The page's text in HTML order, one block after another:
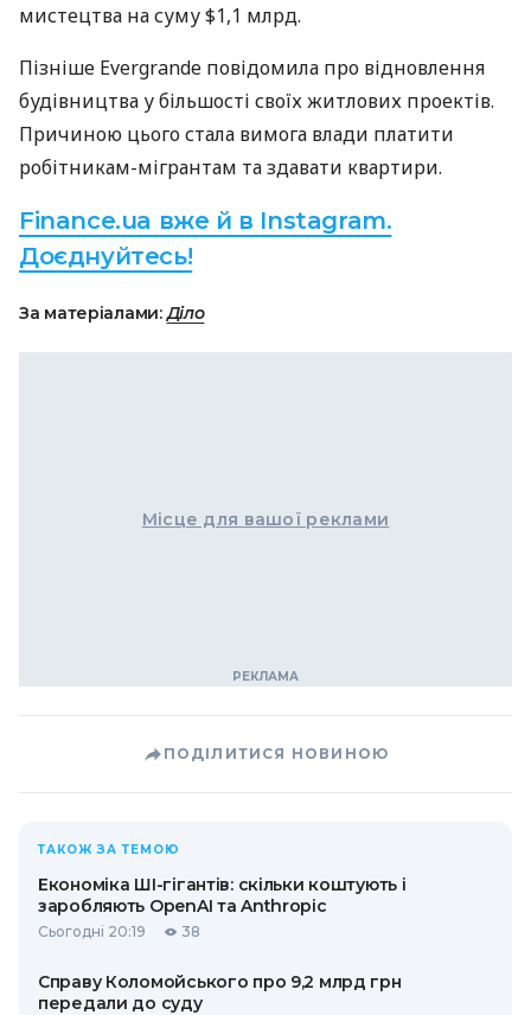
мистецтва на суму $1,1 млрд.
Пізніше Evergrande повідомила про відновлення
будівництва у більшості своїх житлових проектів.
Причиною цього стала вимога влади платити
робітникам-мігрантам та здавати квартири.
Finance.ua вже й в Instagram.
Доєднуйтесь!
За матеріалами:Діло
Місце для вашої реклами
ПОДІЛИТИСЯ НОВИНОЮ
ТАКОЖ ЗА ТЕМОЮ
Економіка ШІ-гігантів: скільки коштують і
заробляють OpenAI та Anthropic
Сьогодні 20:19 38
Справу Коломойського про 9,2 млрд грн
передали до суду